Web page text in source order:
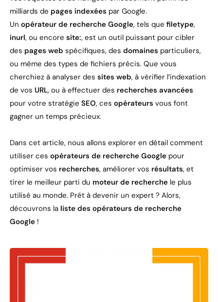
milliards de pages indexées par Google.
Un opérateur de recherche Google, tels que filetype,
inurl, ou encore site:, est un outil puissant pour cibler
des pages web spécifiques, des domaines particuliers,
ou même des types de fichiers précis. Que vous
cherchiez à analyser des sites web, à vérifier l’indexation
de vos URL, ou à effectuer des recherches avancées
pour votre stratégie SEO, ces opérateurs vous font
gagner un temps précieux.
Dans cet article, nous allons explorer en détail comment
utiliser ces opérateurs de recherche Google pour
optimiser vos recherches, améliorer vos résultats, et
tirer le meilleur parti du moteur de recherche le plus
utilisé au monde. Prêt à devenir un expert ? Alors,
découvrons la liste des opérateurs de recherche
Google !